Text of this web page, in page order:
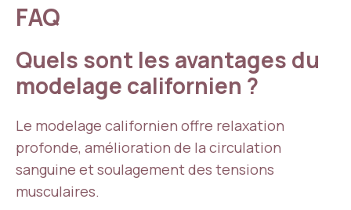
FAQ
Quels sont les avantages du
modelage californien ?
Le modelage californien offre relaxation
profonde, amélioration de la circulation
sanguine et soulagement des tensions
musculaires.